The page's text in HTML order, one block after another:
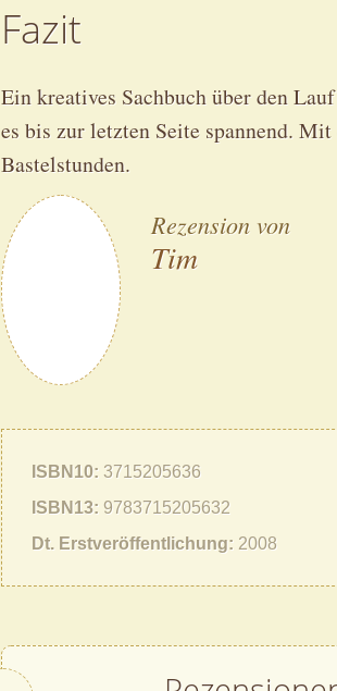
Fazit
Ein kreatives Sachbuch über den
es bis zur letzten Seite spannend.
Bastelstunden.
Rezension von
Tim
ISBN10 3715205636
ISBN13 9783715205632
Dt. Erstveröffentlichung
2008